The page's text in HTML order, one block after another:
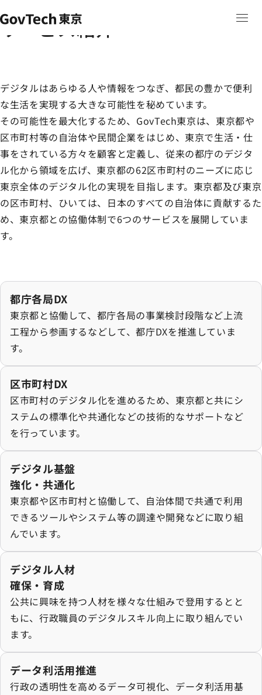
ホーム
サービス紹介
デジタルはあらゆる人や情報をつなぎ、都民の豊かで便利
な生活を実現する大きな可能性を秘めています。
その可能性を最大化するため、GovTech東京は、東京都や
区市町村等の自治体や民間企業をはじめ、東京で生活・仕
事をされている方々を顧客と定義し、従来の都庁のデジタ
ル化から領域を広げ、東京都の62区市町村のニーズに応じ
東京全体のデジタル化の実現を目指します。東京都及び東京
の区市町村、ひいては、日本のすべての自治体に貢献するた
め、東京都との協働体制で6つのサービスを展開していま
す。
都庁各局DX
東京都と協働して、都庁各局の事業検討段階など上流
工程から参画するなどして、都庁DXを推進していま
す。
都庁各局DXの詳細を見る
区市町村DX
区市町村のデジタル化を進めるため、東京都と共にシ
ステムの標準化や共通化などの技術的なサポートなど
を行っています。
区市町村DXの詳細を見る
デジタル基盤
強化・共通化
東京都や区市町村と協働して、自治体間で共通で利用
できるツールやシステム等の調達や開発などに取り組
んでいます。
デジタル基盤強化・共通化の詳細を見る
デジタル人材
確保・育成
公共に興味を持つ人材を様々な仕組みで登用するとと
もに、行政職員のデジタルスキル向上に取り組んでい
ます。
デジタル人材確保・育成の詳細を見る
データ利活用推進
行政の透明性を高めるデータ可視化、データ利活用基
データ利活用推進の詳細を見る